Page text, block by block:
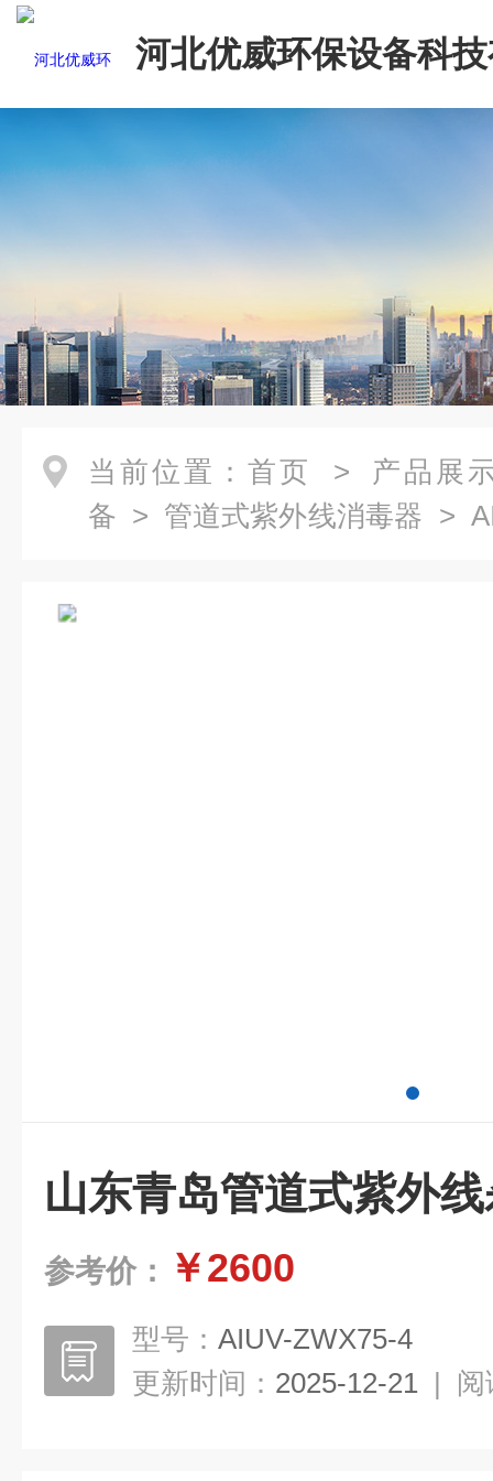
河北优威环保设备科
司
当前位置： 首页 > 产品展
备 > 管道式紫外线消毒器 >
山东青岛管道式紫外
参考价： ￥2600
型号： AIUV-ZWX75-4
更新时间： 2025-12-21 | 阅